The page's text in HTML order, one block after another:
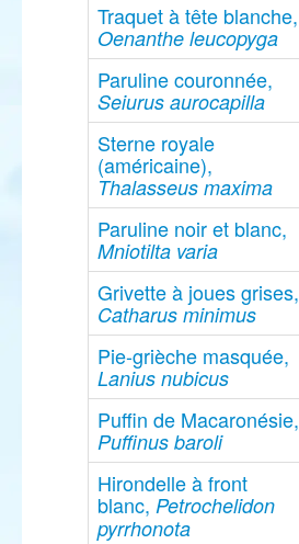
Traquet à tête blanche,
Oenanthe leucopyga
Paruline couronnée,
Seiurus aurocapilla
Sterne royale
(américaine),
Thalasseus maxima
Paruline noir et blanc,
Mniotilta varia
Grivette à joues grises,
Catharus minimus
Pie-grièche masquée,
Lanius nubicus
Puffin de Macaronésie,
Puffinus baroli
Hirondelle à front
blanc, Petrochelidon
pyrrhonota